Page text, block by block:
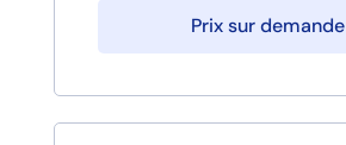
Prix sur demande